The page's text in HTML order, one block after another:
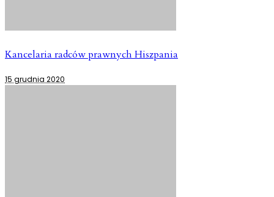
Kancelaria radców prawnych Hiszpania
15 grudnia 2020